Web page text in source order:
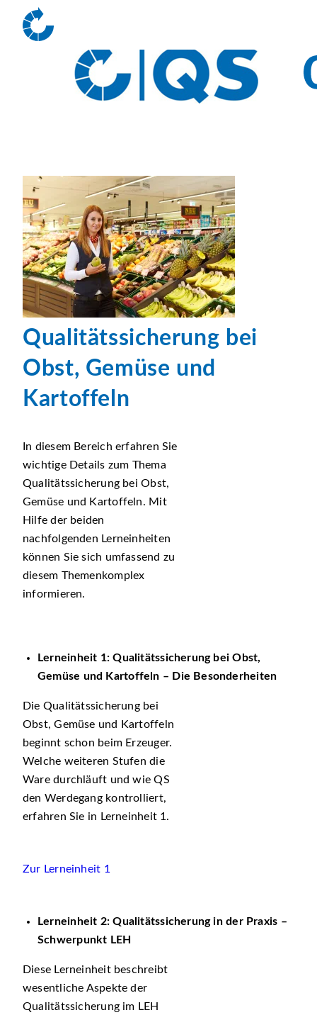
Qualitätssicherung bei
Obst, Gemüse und
Kartoffeln
In diesem Bereich erfahren Sie
wichtige Details zum Thema
Qualitätssicherung bei Obst,
Gemüse und Kartoffeln. Mit
Hilfe der beiden
nachfolgenden Lerneinheiten
können Sie sich umfassend zu
diesem Themenkomplex
informieren.
Lerneinheit 1: Qualitätssicherung bei Obst,
Gemüse und Kartoffeln – Die Besonderheiten
Die Qualitätssicherung bei
Obst, Gemüse und Kartoffeln
beginnt schon beim Erzeuger.
Welche weiteren Stufen die
Ware durchläuft und wie QS
den Werdegang kontrolliert,
erfahren Sie in Lerneinheit 1.
Zur Lerneinheit 1
Lerneinheit 2: Qualitätssicherung in der Praxis –
Schwerpunkt LEH
Diese Lerneinheit beschreibt
wesentliche Aspekte der
Qualitätssicherung im LEH